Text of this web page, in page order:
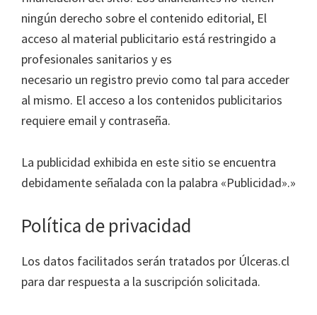
ningún derecho sobre el contenido editorial, El
acceso al material publicitario está restringido a
profesionales sanitarios y es
necesario un registro previo como tal para acceder
al mismo. El acceso a los contenidos publicitarios
requiere email y contraseña.
La publicidad exhibida en este sitio se encuentra
debidamente señalada con la palabra «Publicidad».»
Política de privacidad
Los datos facilitados serán tratados por Úlceras.cl
para dar respuesta a la suscripción solicitada.